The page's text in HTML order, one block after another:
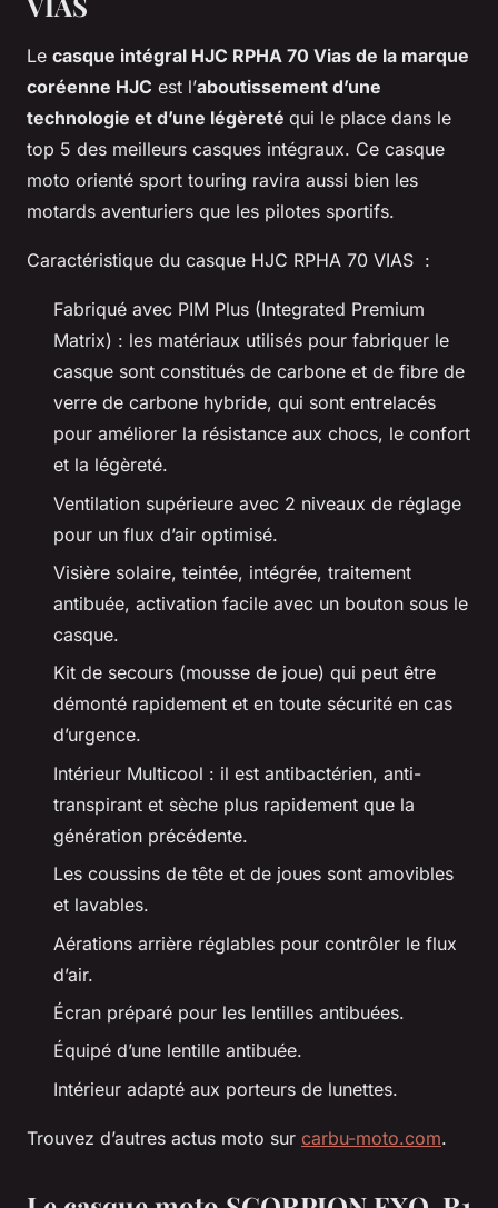
Le casque intégral HJC RPHA 70 Vias de la marque
coréenne HJC est l’aboutissement d’une
technologie et d’une légèreté qui le place dans le
top 5 des meilleurs casques intégraux. Ce casque
moto orienté sport touring ravira aussi bien les
motards aventuriers que les pilotes sportifs.
Caractéristique du casque HJC RPHA 70 VIAS :
Fabriqué avec PIM Plus (Integrated Premium
Matrix) : les matériaux utilisés pour fabriquer le
casque sont constitués de carbone et de fibre de
verre de carbone hybride, qui sont entrelacés
pour améliorer la résistance aux chocs, le confort
et la légèreté.
Ventilation supérieure avec 2 niveaux de réglage
pour un flux d’air optimisé.
Visière solaire, teintée, intégrée, traitement
antibuée, activation facile avec un bouton sous le
casque.
Kit de secours (mousse de joue) qui peut être
démonté rapidement et en toute sécurité en cas
d’urgence.
Intérieur Multicool : il est antibactérien, anti-
transpirant et sèche plus rapidement que la
génération précédente.
Les coussins de tête et de joues sont amovibles
et lavables.
Aérations arrière réglables pour contrôler le flux
d’air.
Écran préparé pour les lentilles antibuées.
Équipé d’une lentille antibuée.
Intérieur adapté aux porteurs de lunettes.
Trouvez d’autres actus moto sur carbu-moto.com.